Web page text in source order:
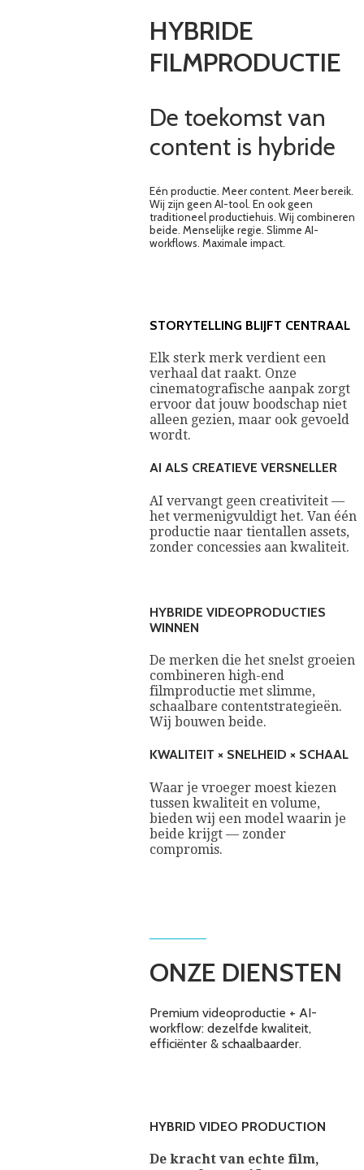
HYBRIDE
FILMPRODUCTIE
De toekomst van
content is hybride
Eén productie. Meer content. Meer bereik.
Wij zijn geen AI-tool. En ook geen
traditioneel productiehuis. Wij combineren
beide. Menselijke regie. Slimme AI-
workflows. Maximale impact.
STORYTELLING BLIJFT CENTRAAL
Elk sterk merk verdient een
verhaal dat raakt. Onze
cinematografische aanpak zorgt
ervoor dat jouw boodschap niet
alleen gezien, maar ook gevoeld
wordt.
AI ALS CREATIEVE VERSNELLER
AI vervangt geen creativiteit —
het vermenigvuldigt het. Van één
productie naar tientallen assets,
zonder concessies aan kwaliteit.
HYBRIDE VIDEOPRODUCTIES
WINNEN
De merken die het snelst groeien
combineren high-end
filmproductie met slimme,
schaalbare contentstrategieën.
Wij bouwen beide.
KWALITEIT × SNELHEID × SCHAAL
Waar je vroeger moest kiezen
tussen kwaliteit en volume,
bieden wij een model waarin je
beide krijgt — zonder
compromis.
ONZE DIENSTEN
Premium videoproductie + AI-
workflow: dezelfde kwaliteit,
efficiënter & schaalbaarder.
HYBRID VIDEO PRODUCTION
De kracht van echte film,